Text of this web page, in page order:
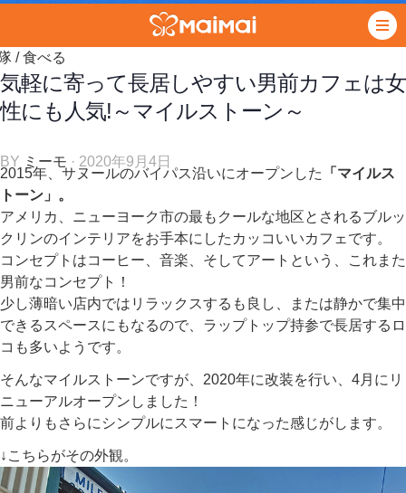
/食べる
気軽に寄って長居しやすい男前カフェは女
性にも人気!～マイルストーン～
BY ミーモ · 2020年9月4日
2015年、サヌールのバイパス沿いにオープンした
「マイルス
トーン」。
アメリカ、ニューヨーク市の最もクールな地区とされるブルッ
クリンのインテリアをお手本にしたカッコいいカフェです。
コンセプトはコーヒー、音楽、そしてアートという、これまた
男前なコンセプト！
少し薄暗い店内ではリラックスするも良し、または静かで集中
できるスペースにもなるので、ラップトップ持参で長居するロ
コも多いようです。
そんなマイルストーンですが、2020年に改装を行い、4月にリ
ニューアルオープンしました！
前よりもさらにシンプルにスマートになった感じがします。
↓こちらがその外観。